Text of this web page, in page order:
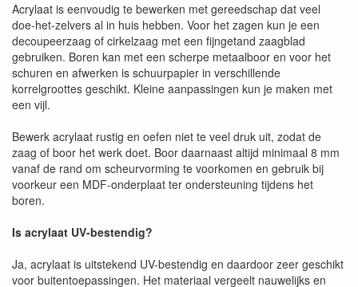
Acrylaat is eenvoudig te bewerken met gereedschap dat veel
doe-het-zelvers al in huis hebben. Voor het zagen kun je een
decoupeerzaag of cirkelzaag met een fijngetand zaagblad
gebruiken. Boren kan met een scherpe metaalboor en voor het
schuren en afwerken is schuurpapier in verschillende
korrelgroottes geschikt. Kleine aanpassingen kun je maken met
een vijl.
Bewerk acrylaat rustig en oefen niet te veel druk uit, zodat de
zaag of boor het werk doet. Boor daarnaast altijd minimaal 8 mm
vanaf de rand om scheurvorming te voorkomen en gebruik bij
voorkeur een MDF-onderplaat ter ondersteuning tijdens het
boren.
Is acrylaat UV-bestendig?
Ja, acrylaat is uitstekend UV-bestendig en daardoor zeer geschikt
voor buitentoepassingen. Het materiaal vergeelt nauwelijks en